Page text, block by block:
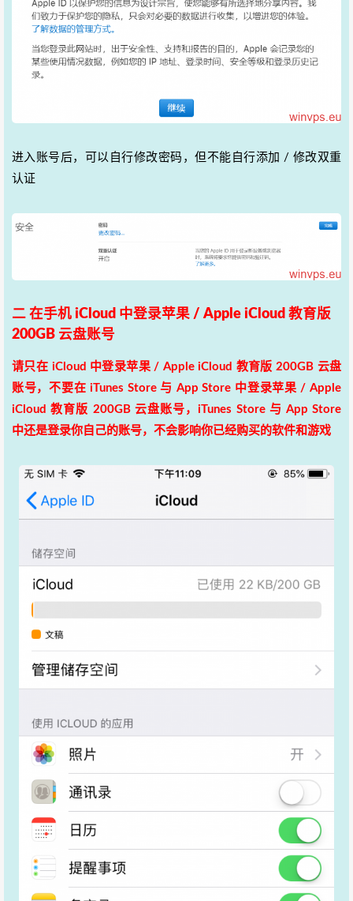
进入账号后，可以自行修改密码，但不能自行添加 / 修改双重
认证
二 在手机 iCloud 中登录苹果 / Apple iCloud 教育版
200GB 云盘账号
请只在 iCloud 中登录苹果 / Apple iCloud 教育版 200GB 云盘
账号，不要在 iTunes Store 与 App Store 中登录苹果 / Apple
iCloud 教育版 200GB 云盘账号，iTunes Store 与 App Store
中还是登录你自己的账号，不会影响你已经购买的软件和游戏